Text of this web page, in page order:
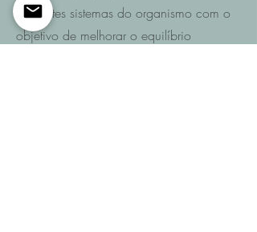
diferentes sistemas do organismo com o
objetivo de melhorar o equilíbrio